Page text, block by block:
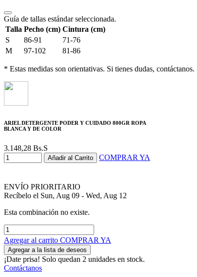
Guía de tallas estándar seleccionada.
Talla Pecho (cm) Cintura (cm)
S
86-91
71-76
M
97-102 81-86
* Estas medidas son orientativas. Si tienes dudas, contáctanos.
ARIEL DETERGENTE PODER Y CUIDADO 800GR ROPA
BLANCA Y DE COLOR
3.148,28 Bs.S
Añadir al Carrito COMPRAR YA
ENVÍO PRIORITARIO
Recíbelo el Sun, Aug 09 - Wed, Aug 12
Esta combinación no existe.
Agregar al carrito COMPRAR YA
Agregar a la lista de deseos
¡Date prisa! Solo quedan 2 unidades en stock.
Contáctanos